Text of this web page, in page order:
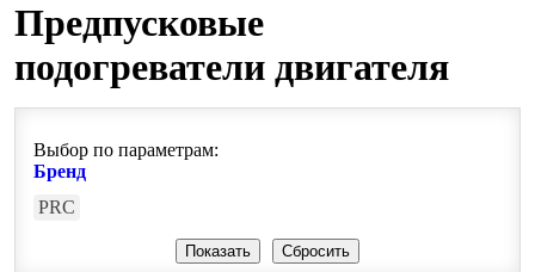
Предпусковые
подогреватели двигателя
Выбор по параметрам:
Бренд
PRC